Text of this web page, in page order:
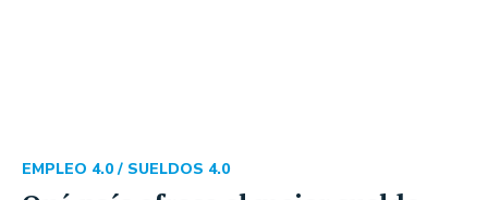
EMPLEO 4.0 / SUELDOS 4.0